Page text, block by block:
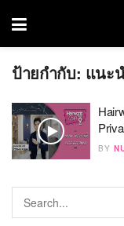
ป้ายกำกับ: แนะ
BY